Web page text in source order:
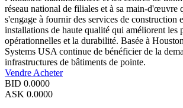
réseau national de filiales et à sa main-d'œuvre
s'engage à fournir des services de construction
installations de haute qualité qui améliorent les
opérationnelles et la durabilité. Basée à
Systems USA continue de bénéficier de la
infrastructures de bâtiments de pointe.
Vendre Acheter
BID 0.0000
ASK 0.0000